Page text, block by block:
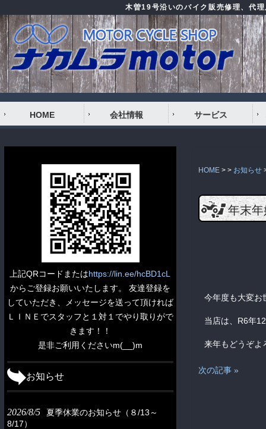
木曽19号沿いのバイク販売修理、代
HOME 会社情報 サービス
HOME > > お知らせ
年末
今年度も大変お
当店は、R6年
来年もどうぞよ
次の記事 »
上記QRコードまたはhttps://lin.ee/hcBD1cL
からご登録お願いいたします。 友達登録を
していただき、メッセージを送って頂ければ
ＬＩＮＥでスタッフと１対１でやり取りがで
きます！！
是非ご利用くださいm(__)m
お知らせ
2026/8/5
夏季休業のお知らせ（８/13～
8/17）